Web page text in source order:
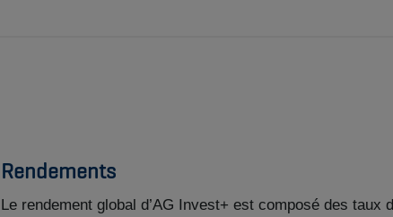
Rendements
Le rendement global d’AG Invest+ est composé des taux